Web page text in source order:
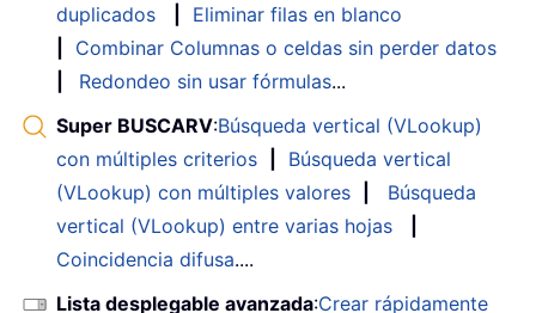
duplicados
Eliminar filas en blanco
Combinar Columnas o celdas sin perder datos
Redondeo sin usar fórmulas...
Super BUSCARV:Búsqueda vertical (VLookup)
con múltiples criterios
Búsqueda vertical
(VLookup) con múltiples valores
Búsqueda
vertical (VLookup) entre varias hojas
Coincidencia difusa....
Lista desplegable avanzada:Crear rápidamente